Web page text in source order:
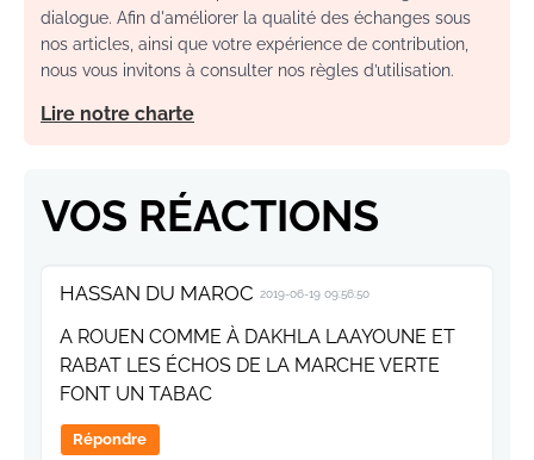
dialogue. Afin d'améliorer la qualité des échanges sous
nos articles, ainsi que votre expérience de contribution,
nous vous invitons à consulter nos règles d’utilisation.
Lire notre charte
VOS RÉACTIONS
HASSAN DU MAROC 2019-06-19 09:56:50
A ROUEN COMME À DAKHLA LAAYOUNE ET
RABAT LES ÉCHOS DE LA MARCHE VERTE
FONT UN TABAC
Répondre